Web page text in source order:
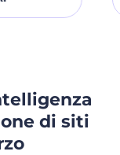
di siti